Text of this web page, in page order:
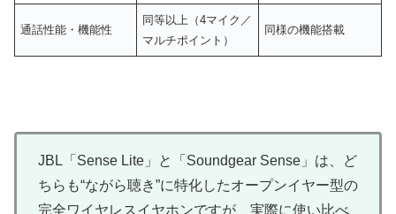
通話性能・機能性
同等以上（4マイク／
マルチポイント）
同様の機能搭載
JBL「Sense Lite」と「Soundgear Sense」は、ど
ちらも“ながら聴き”に特化したオープンイヤー型の
完全ワイヤレスイヤホンですが、実際に使い比べ